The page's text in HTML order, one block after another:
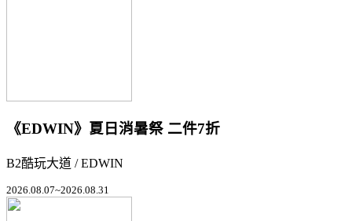
《EDWIN》夏日消暑祭 二件7折
B2酷玩大道 / EDWIN
2026.08.07~2026.08.31